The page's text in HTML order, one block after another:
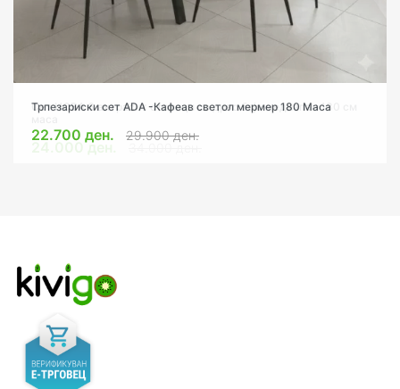
Трпезариски сет АDA -Кафеав светол мермер 180 Маса
22.700 ден. 29.900 ден.